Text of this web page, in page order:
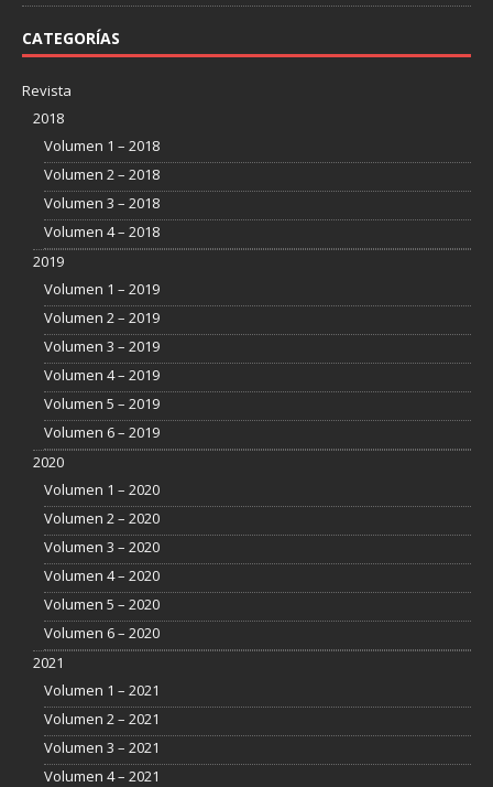
CATEGORÍAS
Revista
2018
Volumen 1 – 2018
Volumen 2 – 2018
Volumen 3 – 2018
Volumen 4 – 2018
2019
Volumen 1 – 2019
Volumen 2 – 2019
Volumen 3 – 2019
Volumen 4 – 2019
Volumen 5 – 2019
Volumen 6 – 2019
2020
Volumen 1 – 2020
Volumen 2 – 2020
Volumen 3 – 2020
Volumen 4 – 2020
Volumen 5 – 2020
Volumen 6 – 2020
2021
Volumen 1 – 2021
Volumen 2 – 2021
Volumen 3 – 2021
Volumen 4 – 2021